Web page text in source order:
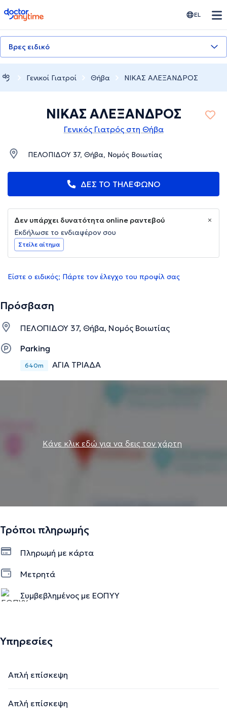
doctoranytime EL
Βρες ειδικό
Γενικοί Γιατροί Θήβα ΝΙΚΑΣ ΑΛΕΞΑΝΔΡΟΣ
ΝΙΚΑΣ ΑΛΕΞΑΝΔΡΟΣ
Γενικός Γιατρός στη Θήβα
ΠΕΛΟΠΙΔΟΥ 37, Θήβα, Νομός Βοιωτίας
ΔΕΣ ΤΟ ΤΗΛΕΦΩΝΟ
Δεν υπάρχει δυνατότητα online ραντεβού
Εκδήλωσε το ενδιαφέρον σου
Στείλε αίτημα
Είστε ο ειδικός; Πάρτε τον έλεγχο του προφίλ σας
Πρόσβαση
ΠΕΛΟΠΙΔΟΥ 37, Θήβα, Νομός Βοιωτίας
Parking
640m ΑΓΙΑ ΤΡΙΑΔΑ
Κάνε κλικ εδώ για να δεις τον χάρτη
Τρόποι πληρωμής
Πληρωμή με κάρτα
Μετρητά
Συμβεβλημένος με ΕΟΠΥΥ
Υπηρεσίες
Απλή επίσκεψη
Απλή επίσκεψη